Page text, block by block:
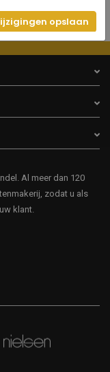
Al meer dan 120
zodat u als
klant.
opslaan